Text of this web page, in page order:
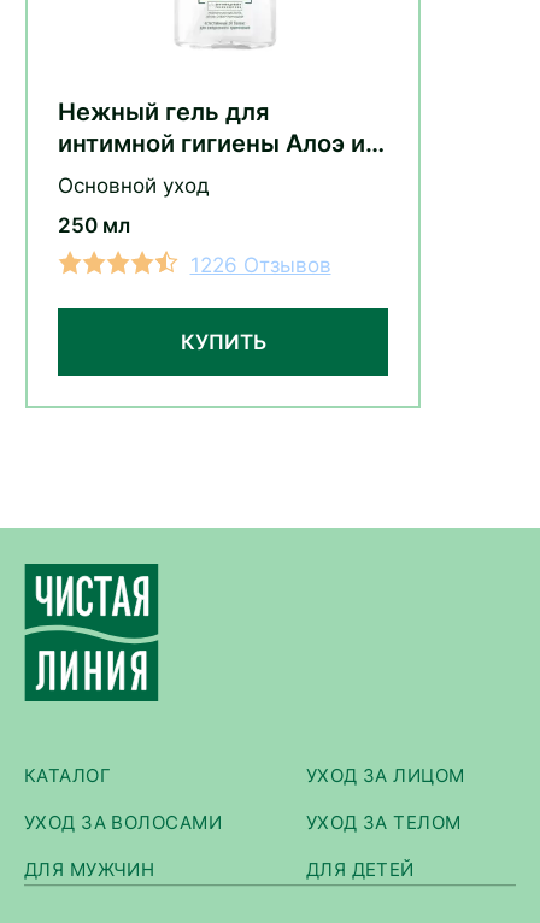
Нежный гель для
интимной гигиены Алоэ и
ромашка
Основной уход
250 мл
1226 Отзывов
КУПИТЬ
КАТАЛОГ УХОД ЗА ЛИЦОМ
УХОД ЗА ВОЛОСАМИ УХОД ЗА ТЕЛОМ
ДЛЯ МУЖЧИН ДЛЯ ДЕТЕЙ